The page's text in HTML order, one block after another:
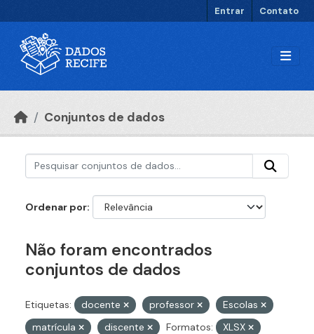
Entrar Contato
Conjuntos de dados
Ordenar por
Não foram encontrados
conjuntos de dados
Etiquetas: docente professor
Escolas
matrícula
discente Formatos:
XLSX